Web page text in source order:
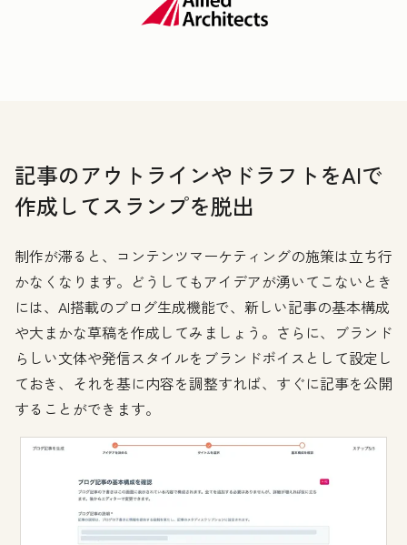
記事のアウトラインやドラフトをAIで
作成してスランプを脱出
制作が滞ると、コンテンツマーケティングの施策は立ち行
かなくなります。どうしてもアイデアが湧いてこないとき
には、AI搭載のブログ生成機能で、新しい記事の基本構成
や大まかな草稿を作成してみましょう。さらに、ブランド
らしい文体や発信スタイルをブランドボイスとして設定し
ておき、それを基に内容を調整すれば、すぐに記事を公開
することができます。